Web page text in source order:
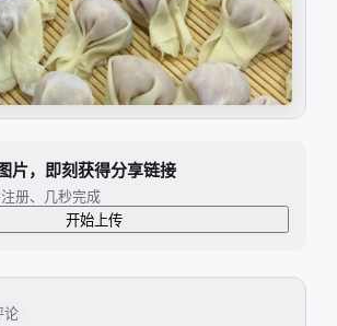
片，即刻获得分享链接
册、几秒完成
开始上传
论